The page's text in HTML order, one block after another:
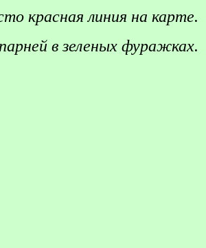
красная линия на карте.
в зеленых фуражках.